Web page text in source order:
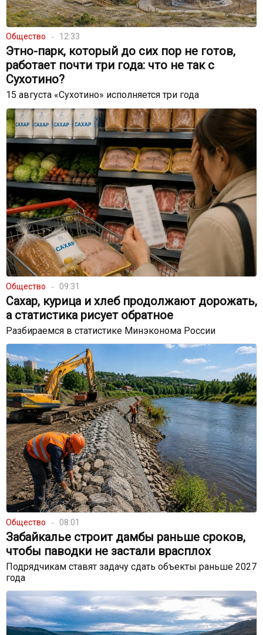
Общество 12:33
Этно-парк, который до сих пор не готов,
работает почти три года: что не так с
Сухотино?
15 августа «Сухотино» исполняется три года
Общество 09:31
Сахар, курица и хлеб продолжают дорожать,
а статистика рисует обратное
Разбираемся в статистике Минэконома России
Общество 08:01
Забайкалье строит дамбы раньше сроков,
чтобы паводки не застали врасплох
Подрядчикам ставят задачу сдать объекты раньше 2027
года